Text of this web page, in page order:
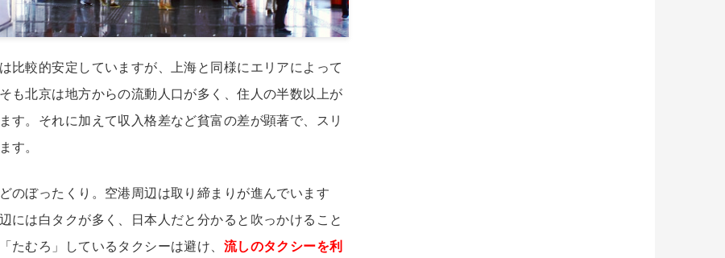
比較的安定していますが、上海と同様にエリアによって
も北京は地方からの流動人口が多く、住人の半数以上が
す。それに加えて収入格差など貧富の差が顕著で、スリ
す。
のぼったくり。空港周辺は取り締まりが進んでいます
には白タクが多く、日本人だと分かると吹っかけること
たむろ」しているタクシーは避け、 流しのタクシーを利